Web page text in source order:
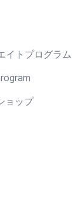
イトプログラム
ョップ